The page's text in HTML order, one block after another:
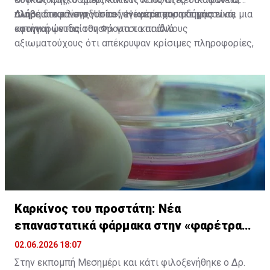
πλήρη διαφάνεια για τα γεγονότα που οδήγησαν σε
αυτήν.
αλήθεια και λογοδοσία», ανέφερε χαρακτηριστικά,
κατηγορώντας τον Φάουτσι και άλλους
αξιωματούχους ότι απέκρυψαν κρίσιμες πληροφορίες,
προστατεύσουν τις δικές τους αποφάσεις και
Διαβάστε επίσης:Unicef: Η κατάπαυση πυρός είναι μια
«φονική ψευδαίσθηση» για τα παιδιά
Καρκίνος του προστάτη: Νέα
επαναστατικά φάρμακα στην «φαρέτρα»
των γιατρών
02.06.2026 18:07
Στην εκπομπή Μεσημέρι και κάτι φιλοξενήθηκε ο Δρ.